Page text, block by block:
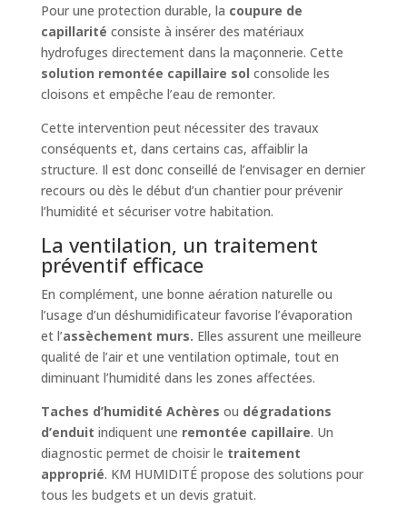
Pour une protection durable, la coupure de
capillarité consiste à insérer des matériaux
hydrofuges directement dans la maçonnerie. Cette
solution remontée capillaire sol consolide les
cloisons et empêche l’eau de remonter.
Cette intervention peut nécessiter des travaux
conséquents et, dans certains cas, affaiblir la
structure. Il est donc conseillé de l’envisager en dernier
recours ou dès le début d’un chantier pour prévenir
l’humidité et sécuriser votre habitation.
La ventilation, un traitement
préventif efficace
En complément, une bonne aération naturelle ou
l’usage d’un déshumidificateur favorise l’évaporation
et l’assèchement murs. Elles assurent une meilleure
qualité de l’air et une ventilation optimale, tout en
diminuant l’humidité dans les zones affectées.
Taches d’humidité Achères ou dégradations
d’enduit indiquent une remontée capillaire. Un
diagnostic permet de choisir le traitement
approprié. KM HUMIDITÉ propose des solutions pour
tous les budgets et un devis gratuit.